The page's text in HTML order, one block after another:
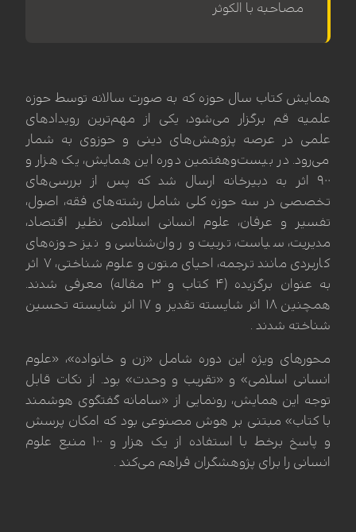
مصاحبه با الکوثر
همایش کتاب سال حوزه که به صورت سالانه توسط حوزه
علمیه قم برگزار می‌شود، یکی از مهم‌ترین رویدادهای
علمی در عرصه پژوهش‌های دینی و حوزوی به شمار
می‌رود. در بیست‌وهفتمین دوره این همایش، یک هزار و
۹۰۰ اثر به دبیرخانه ارسال شد که پس از بررسی‌های
تخصصی در سه حوزه کلی شامل رشته‌های فقه، اصول،
تفسیر و عرفان، علوم انسانی اسلامی نظیر اقتصاد،
مدیریت، سیاست، تربیت و روان‌شناسی و نیز حوزه‌های
کاربردی مانند ترجمه، احیای متون و علوم شناختی، ۷ اثر
به عنوان برگزیده (۴ کتاب و ۳ مقاله) معرفی شدند.
همچنین ۱۸ اثر شایسته تقدیر و ۱۷ اثر شایسته تحسین
شناخته شدند .
محورهای ویژه این دوره شامل «زن و خانواده»، «علوم
انسانی اسلامی» و «تقریب و وحدت» بود. از نکات قابل
توجه این همایش، رونمایی از «سامانه گفتگوی هوشمند
با کتاب» مبتنی بر هوش مصنوعی بود که امکان پرسش
و پاسخ برخط با استفاده از یک هزار و ۱۰۰ منبع علوم
انسانی را برای پژوهشگران فراهم می‌کند .